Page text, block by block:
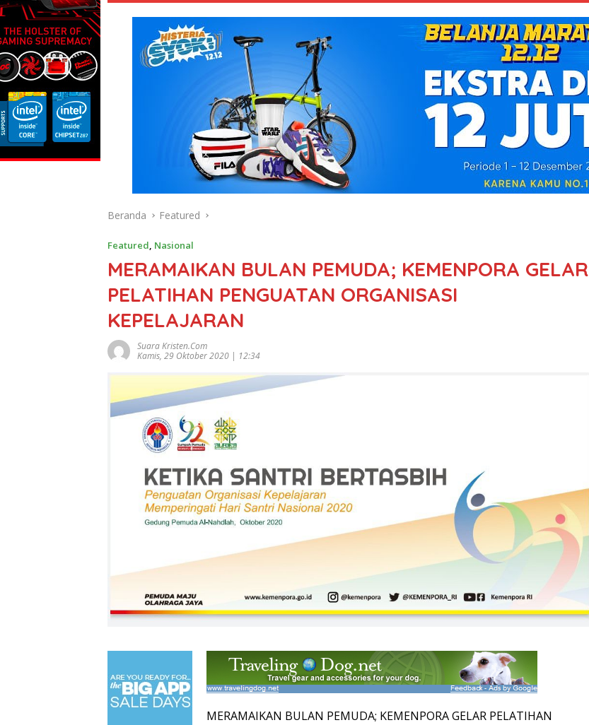
Beranda Featured
Featured, Nasional
MERAMAIKAN BULAN PEMUDA; KEMENPORA GELAR
PELATIHAN PENGUATAN ORGANISASI
KEPELAJARAN
Suara Kristen.com
Kamis, 29 Oktober 2020 | 12:34
MERAMAIKAN BULAN PEMUDA; KEMENPORA GELAR PELATIHAN